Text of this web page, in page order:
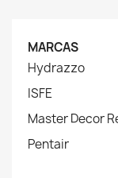
MARCAS
Hydrazzo
ISFE
Master Decor
Pentair